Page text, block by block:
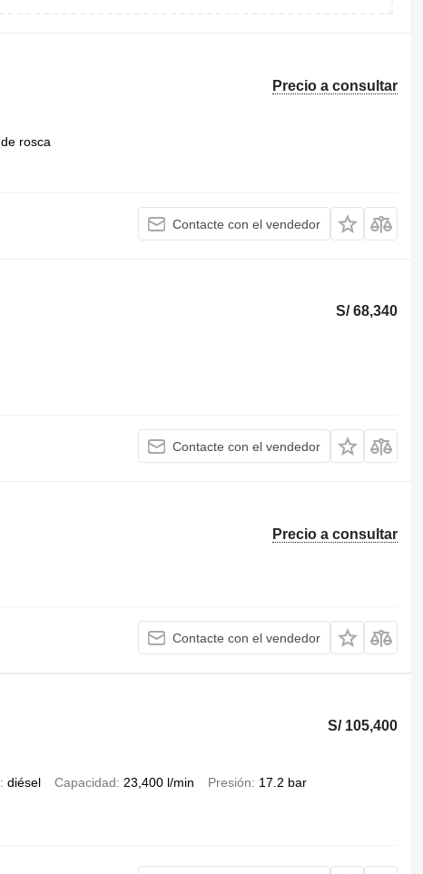
Precio a consultar
de rosca
Contacte con el vendedor
S/ 68,340
Contacte con el vendedor
Precio a consultar
Contacte con el vendedor
S/ 105,400
diésel Capacidad 23,400 l/min Presión 17.2 bar